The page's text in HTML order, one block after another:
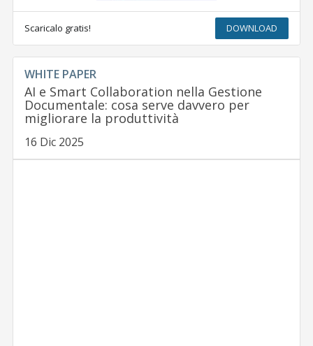
Scaricalo gratis! DOWNLOAD
WHITE PAPER
AI e Smart Collaboration nella Gestione
Documentale: cosa serve davvero per
migliorare la produttività
16 Dic 2025